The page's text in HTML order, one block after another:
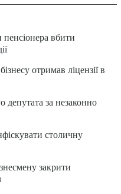
пенсіонера вбити
отримав ліцензії в
депутата за незаконно
столичну
закрити